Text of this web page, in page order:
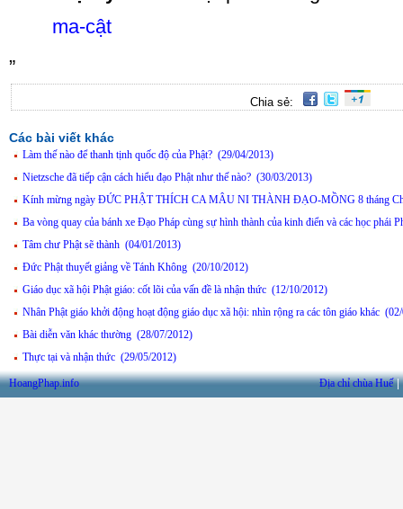
ma-cật
”
Chia sẻ:
Các bài viết khác
Làm thế nào để thanh tịnh quốc độ của Phật? (29/04/2013)
Nietzsche đã tiếp cận cách hiểu đạo Phật như thế nào? (30/03/2013)
Kính mừng ngày ĐỨC PHẬT THÍCH CA MÂU NI THÀNH ĐẠO-MỒNG 8 tháng
Ba vòng quay của bánh xe Đạo Pháp cùng sự hình thành của kinh điển và các học phái
Tâm chư Phật sẽ thành (04/01/2013)
Đức Phật thuyết giảng về Tánh Không (20/10/2012)
Giáo dục xã hội Phật giáo: cốt lõi của vấn đề là nhận thức (12/10/2012)
Nhân Phật giáo khởi động hoạt động giáo dục xã hội: nhìn rộng ra các tôn giáo khác
Bài diễn văn khác thường (28/07/2012)
Thực tại và nhận thức (29/05/2012)
HoangPhap.info Địa chỉ chùa Huế |